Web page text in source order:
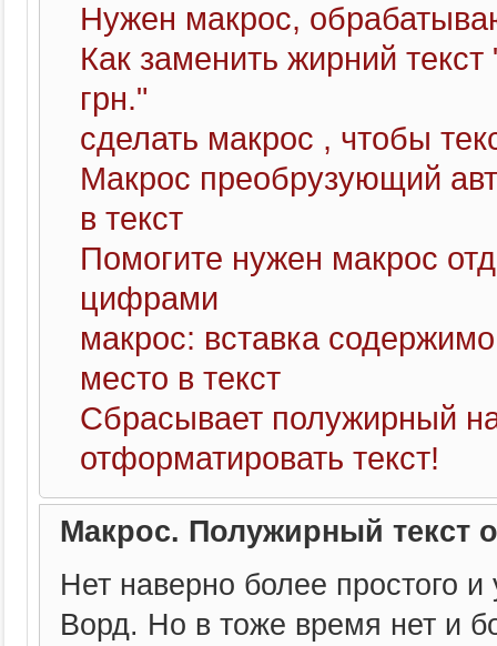
Нужен макрос,
Как заменить жирний
грн."
сделать макрос , чтобы
Макрос преобрузующий
в текст
Помогите нужен макрос
цифрами
макрос: вставка
место в текст
Сбрасывает полужирный
отформатировать текст!
Макрос. Полужирный текст
Нет наверно более простого
Ворд. Но в тоже время нет и